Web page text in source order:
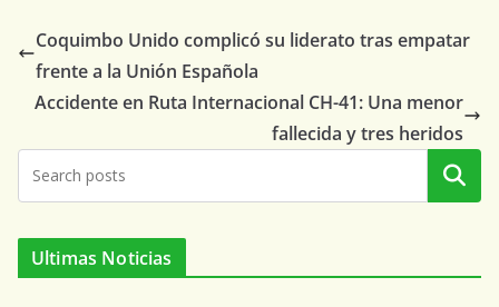
Coquimbo Unido complicó su liderato tras empatar
frente a la Unión Española
Accidente en Ruta Internacional CH-41: Una menor
fallecida y tres heridos
Buscar
Ultimas Noticias